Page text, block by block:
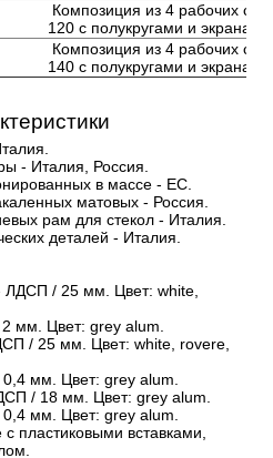
Композиция из 4 рабочих
120 с полукругами и
Композиция из 4 рабочих
140 с полукругами и
- Италия, Россия.
в массе - ЕС.
матовых - Россия.
рам для стекол - Италия.
деталей - Италия.
ЛДСП / 25 мм. Цвет: white,
мм. Цвет: grey alum.
/ 25 мм. Цвет: white, rovere,
мм. Цвет: grey alum.
/ 18 мм. Цвет: grey alum.
мм. Цвет: grey alum.
пластиковыми вставками,